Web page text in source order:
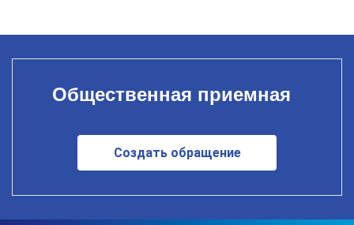
Общественная приемная
Создать обращение